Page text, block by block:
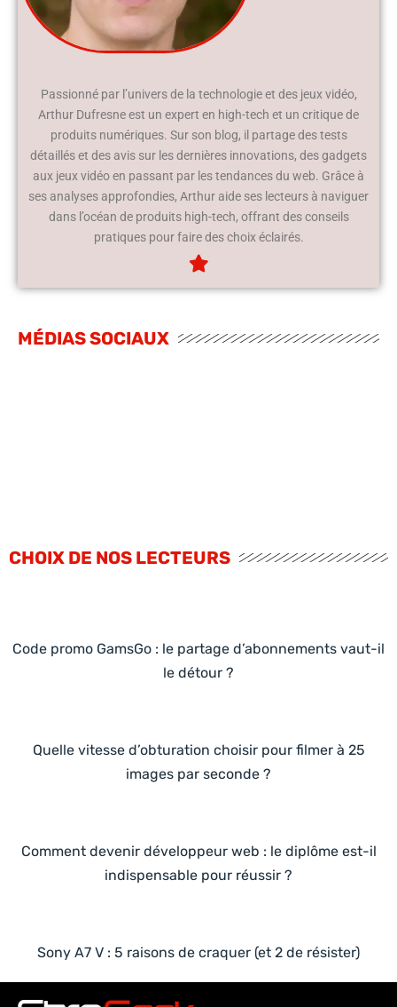
Passionné par l’univers de la technologie et des jeux vidéo,
Arthur Dufresne est un expert en high-tech et un critique de
produits numériques. Sur son blog, il partage des tests
détaillés et des avis sur les dernières innovations, des gadgets
aux jeux vidéo en passant par les tendances du web. Grâce à
ses analyses approfondies, Arthur aide ses lecteurs à naviguer
dans l’océan de produits high-tech, offrant des conseils
pratiques pour faire des choix éclairés.
MÉDIAS SOCIAUX
CHOIX DE NOS LECTEURS
Code promo GamsGo : le partage d’abonnements vaut-il
le détour ?
Quelle vitesse d’obturation choisir pour filmer à 25
images par seconde ?
Comment devenir développeur web : le diplôme est-il
indispensable pour réussir ?
Sony A7 V : 5 raisons de craquer (et 2 de résister)